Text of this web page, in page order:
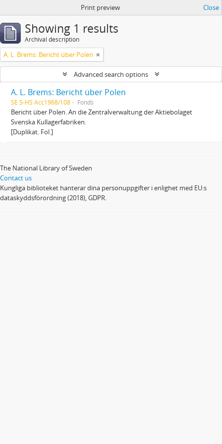
Print preview Close
Showing 1 results
Archival description
A. L. Brems: Bericht über Polen
Advanced search options
A. L. Brems: Bericht über Polen
SE S-HS Acc1968/108 Fonds
Bericht über Polen. An die Zentralverwaltung der Aktiebolaget
Svenska Kullagerfabriken.
[Duplikat. Fol.]
The National Library of Sweden
Contact us
Kungliga biblioteket hanterar dina personuppgifter i enlighet med EU:s
dataskyddsförordning (2018), GDPR.